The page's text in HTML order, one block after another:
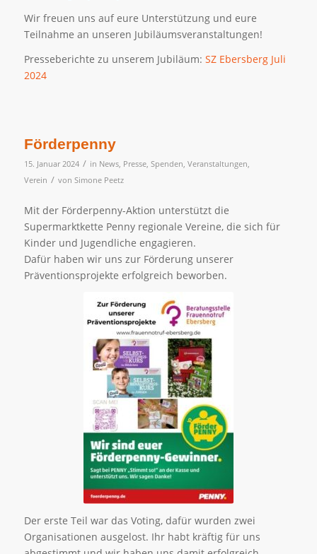
Wir freuen uns auf eure Unterstützung und eure
Teilnahme an unseren Jubiläumsveranstaltungen!
Presseberichte zu unserem Jubiläum: SZ Ebersberg Juli
2024
Förderpenny
15. Januar 2024 / in News, Presse, Spenden Veranstaltungen
Verein / von Simone Peetz
Mit der Förderpenny-Aktion unterstützt die
Supermarktkette Penny regionale Vereine, die sich für
Kinder und Jugendliche engagieren.
Dafür haben wir uns zur Förderung unserer
Präventionsprojekte erfolgreich beworben.
Der erste Teil war das Voting, dafür wurden zwei
Organisationen ausgelost. Ihr habt kräftig für uns